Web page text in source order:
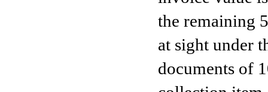
the remaining
at sight under
documents of